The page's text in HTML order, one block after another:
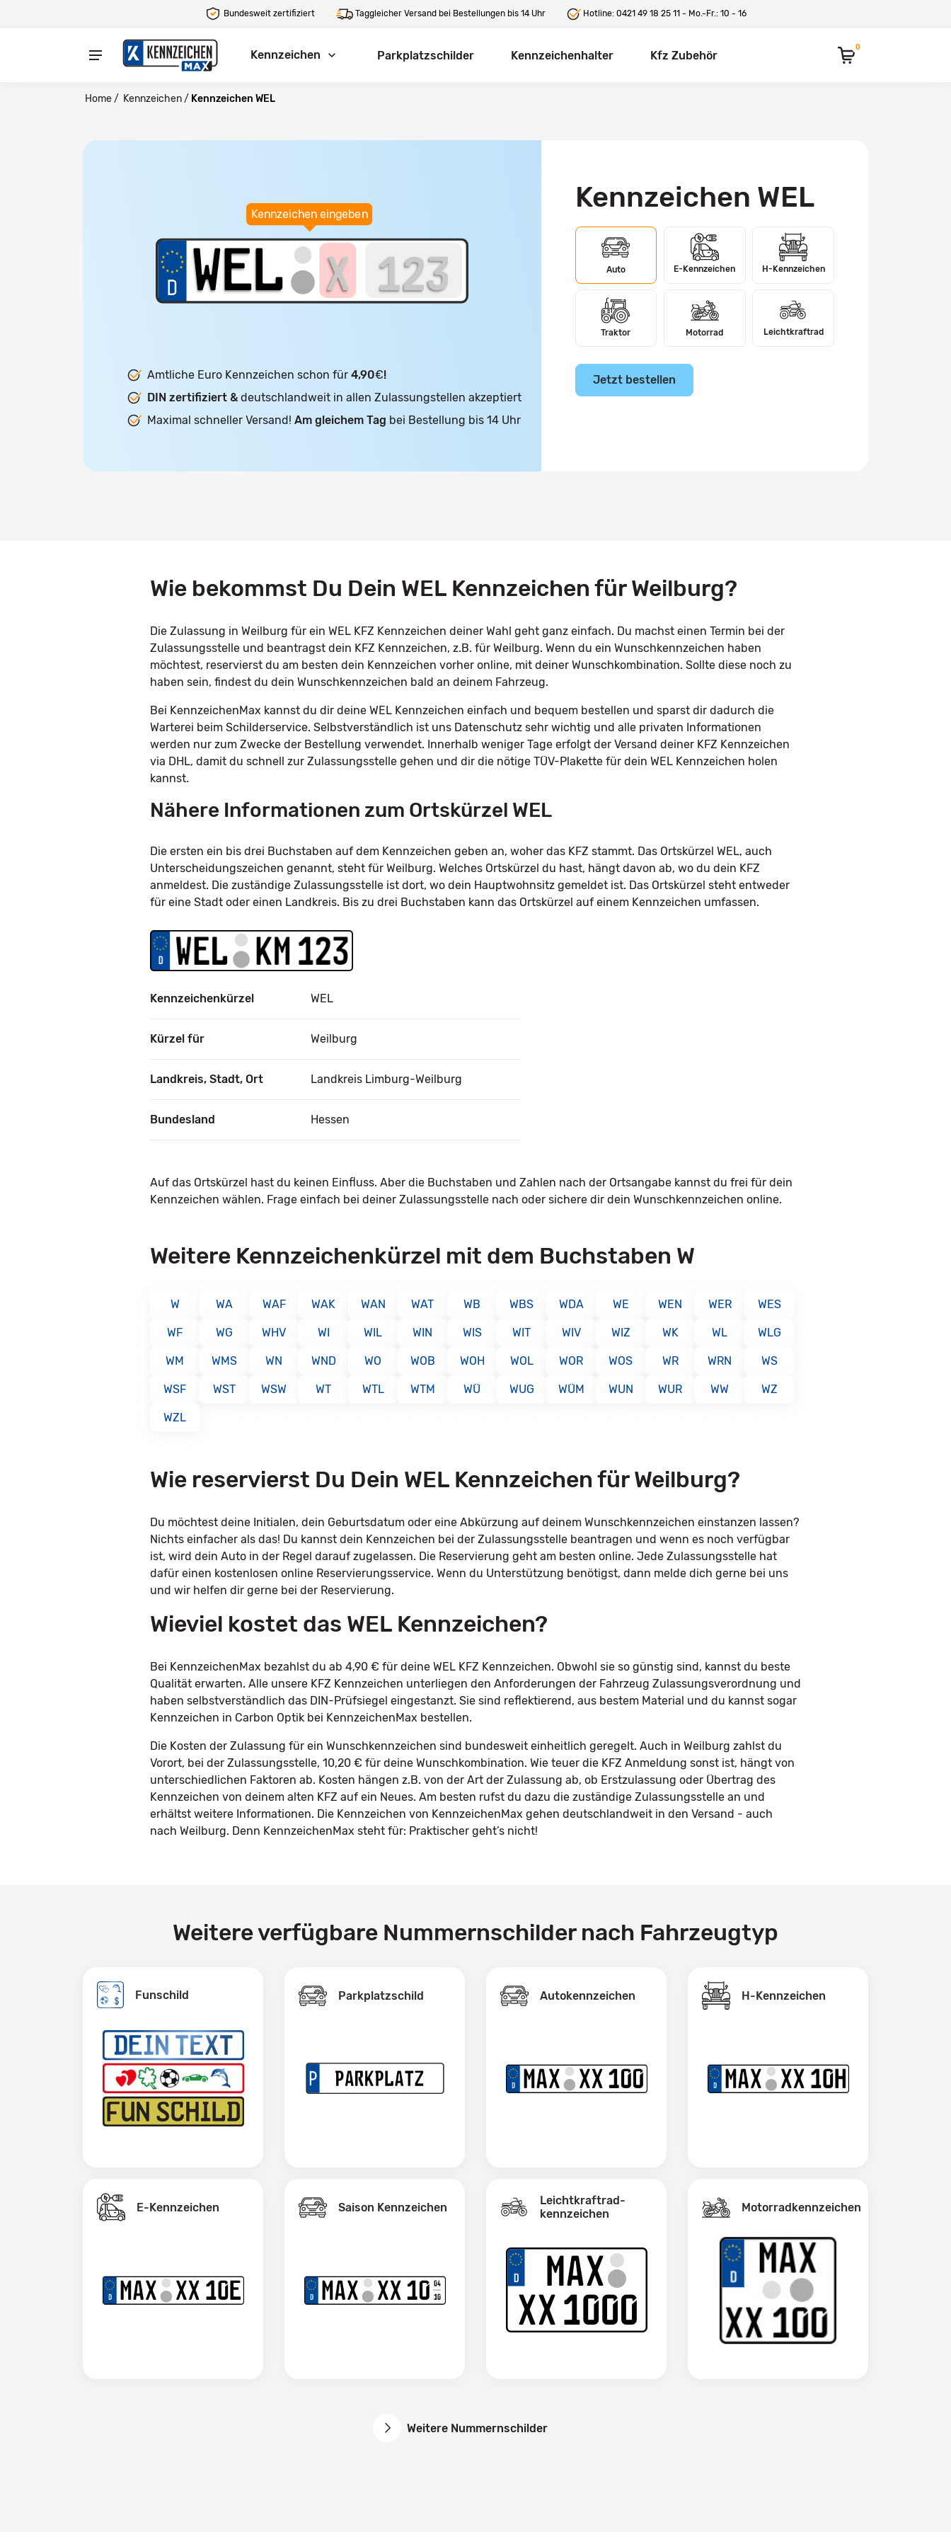
Bundesweit zertifiziert Taggleicher Versand bei Bestellungen bis 14 Uhr Hotline: 0421 49 18 25 11 - Mo.-Fr.: 10 - 16
Kennzeichen Parkplatzschilder Kennzeichenhalter Kfz Zubehör
0
Home/ Kennzeichen/ Kennzeichen WEL
Kennzeichen eingeben
Amtliche Euro Kennzeichen schon für 4,90€!
DIN zertifiziert & deutschlandweit in allen Zulassungstellen akzeptiert
Maximal schneller Versand! Am gleichem Tag bei Bestellung bis 14 Uhr
Kennzeichen WEL
Auto E-Kennzeichen H-Kennzeichen
Traktor Motorrad Leichtkraftrad
Jetzt bestellen
Wie bekommst Du Dein WEL Kennzeichen für Weilburg?
Die Zulassung in Weilburg für ein WEL KFZ Kennzeichen deiner Wahl geht ganz einfach. Du machst einen Termin bei der
Zulassungsstelle und beantragst dein KFZ Kennzeichen, z.B. für Weilburg. Wenn du ein Wunschkennzeichen haben
möchtest, reservierst du am besten dein Kennzeichen vorher online, mit deiner Wunschkombination. Sollte diese noch zu
haben sein, findest du dein Wunschkennzeichen bald an deinem Fahrzeug.
Bei KennzeichenMax kannst du dir deine WEL Kennzeichen einfach und bequem bestellen und sparst dir dadurch die
Warterei beim Schilderservice. Selbstverständlich ist uns Datenschutz sehr wichtig und alle privaten Informationen
werden nur zum Zwecke der Bestellung verwendet. Innerhalb weniger Tage erfolgt der Versand deiner KFZ Kennzeichen
via DHL, damit du schnell zur Zulassungsstelle gehen und dir die nötige TÜV-Plakette für dein WEL Kennzeichen holen
kannst.
Nähere Informationen zum Ortskürzel WEL
Die ersten ein bis drei Buchstaben auf dem Kennzeichen geben an, woher das KFZ stammt. Das Ortskürzel WEL, auch
Unterscheidungszeichen genannt, steht für Weilburg. Welches Ortskürzel du hast, hängt davon ab, wo du dein KFZ
anmeldest. Die zuständige Zulassungsstelle ist dort, wo dein Hauptwohnsitz gemeldet ist. Das Ortskürzel steht entweder
für eine Stadt oder einen Landkreis. Bis zu drei Buchstaben kann das Ortskürzel auf einem Kennzeichen umfassen.
Kennzeichenkürzel WEL
Kürzel für Weilburg
Landkreis, Stadt, Ort Landkreis Limburg-Weilburg
Bundesland Hessen
Auf das Ortskürzel hast du keinen Einfluss. Aber die Buchstaben und Zahlen nach der Ortsangabe kannst du frei für dein
Kennzeichen wählen. Frage einfach bei deiner Zulassungsstelle nach oder sichere dir dein Wunschkennzeichen online.
Weitere Kennzeichenkürzel mit dem Buchstaben W
W WA WAF WAK WAN WAT WB WBS WDA WE WEN WER WES
WF WG WHV WI WIL WIN WIS WIT WIV WIZ WK WL WLG
WM WMS WN WND WO WOB WOH WOL WOR WOS WR WRN WS
WSF WST WSW WT WTL WTM WÜ WUG WÜM WUN WUR WW WZ
WZL
Wie reservierst Du Dein WEL Kennzeichen für Weilburg?
Du möchtest deine Initialen, dein Geburtsdatum oder eine Abkürzung auf deinem Wunschkennzeichen einstanzen lassen?
Nichts einfacher als das! Du kannst dein Kennzeichen bei der Zulassungsstelle beantragen und wenn es noch verfügbar
ist, wird dein Auto in der Regel darauf zugelassen. Die Reservierung geht am besten online. Jede Zulassungsstelle hat
dafür einen kostenlosen online Reservierungsservice. Wenn du Unterstützung benötigst, dann melde dich gerne bei uns
und wir helfen dir gerne bei der Reservierung.
Wieviel kostet das WEL Kennzeichen?
Bei KennzeichenMax bezahlst du ab 4,90 € für deine WEL KFZ Kennzeichen. Obwohl sie so günstig sind, kannst du beste
Qualität erwarten. Alle unsere KFZ Kennzeichen unterliegen den Anforderungen der Fahrzeug Zulassungsverordnung und
haben selbstverständlich das DIN-Prüfsiegel eingestanzt. Sie sind reflektierend, aus bestem Material und du kannst sogar
Kennzeichen in Carbon Optik bei KennzeichenMax bestellen.
Die Kosten der Zulassung für ein Wunschkennzeichen sind bundesweit einheitlich geregelt. Auch in Weilburg zahlst du
Vorort, bei der Zulassungsstelle, 10,20 € für deine Wunschkombination. Wie teuer die KFZ Anmeldung sonst ist, hängt von
unterschiedlichen Faktoren ab. Kosten hängen z.B. von der Art der Zulassung ab, ob Erstzulassung oder Übertrag des
Kennzeichen von deinem alten KFZ auf ein Neues. Am besten rufst du dazu die zuständige Zulassungsstelle an und
erhältst weitere Informationen. Die Kennzeichen von KennzeichenMax gehen deutschlandweit in den Versand - auch
nach Weilburg. Denn KennzeichenMax steht für: Praktischer geht’s nicht!
Weitere verfügbare Nummernschilder nach Fahrzeugtyp
Funschild Parkplatzschild Autokennzeichen H-Kennzeichen
E-Kennzeichen Saison Kennzeichen
Leichtkraftrad­
kennzeichen
Motorradkennzeichen
Weitere Nummernschilder